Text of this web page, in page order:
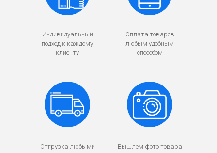
Индивидуальный
подход к каждому
клиенту
Оплата товаров
любым удобным
способом
Отгрузка любыми
Вышлем фото товара